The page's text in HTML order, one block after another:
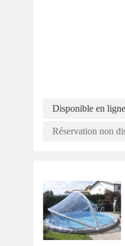
Disponible en ligne
Réservation non